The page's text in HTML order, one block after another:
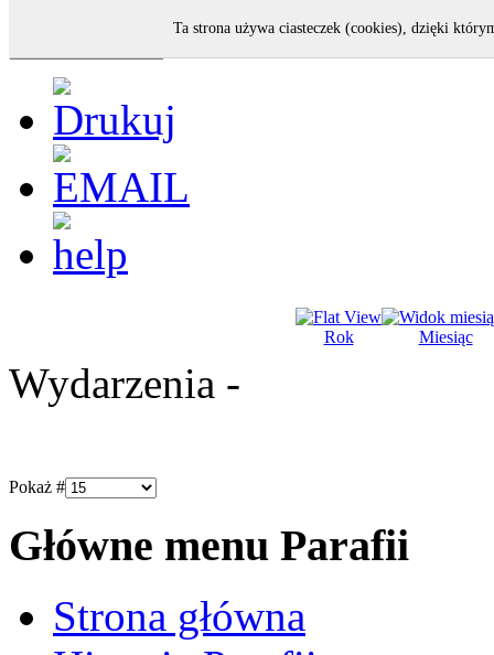
Rok Miesiąc
Wydarzenia -
Pokaż #
Główne menu Parafii
Strona główna
Ta strona używa ciasteczek (cookies), dzięki